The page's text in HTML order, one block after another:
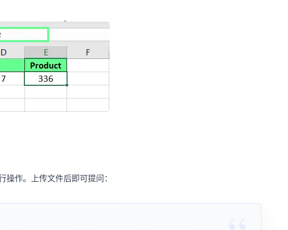
作。上传文件后即可提问：